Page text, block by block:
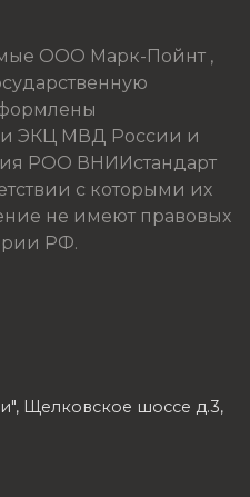
ООО Марк-Пойнт ,
ЭКЦ МВД России и
РОО ВНИИстандарт
с которыми их
не имеют правовых
РФ.
Щелковское шоссе д.3,